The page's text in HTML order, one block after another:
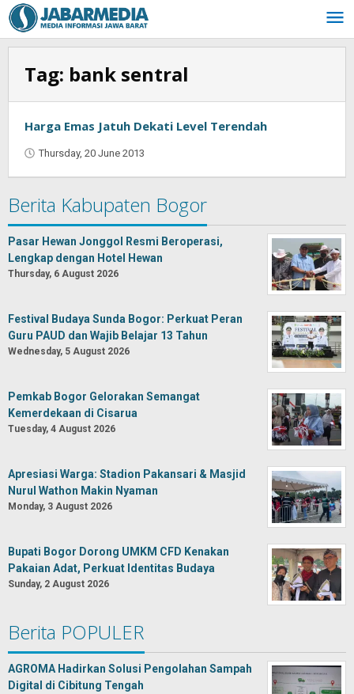
Skip
to
content
Tag: bank sentral
Harga Emas Jatuh Dekati Level Terendah
Thursday, 20 June 2013
Berita Kabupaten Bogor
Pasar Hewan Jonggol Resmi Beroperasi,
Lengkap dengan Hotel Hewan
Thursday, 6 August 2026
Festival Budaya Sunda Bogor: Perkuat Peran
Guru PAUD dan Wajib Belajar 13 Tahun
Wednesday, 5 August 2026
Pemkab Bogor Gelorakan Semangat
Kemerdekaan di Cisarua
Tuesday, 4 August 2026
Apresiasi Warga: Stadion Pakansari & Masjid
Nurul Wathon Makin Nyaman
Monday, 3 August 2026
Bupati Bogor Dorong UMKM CFD Kenakan
Pakaian Adat, Perkuat Identitas Budaya
Sunday, 2 August 2026
Berita POPULER
AGROMA Hadirkan Solusi Pengolahan Sampah
Digital di Cibitung Tengah